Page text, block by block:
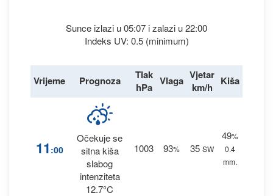
Sunce izlazi u 05:07 i zalazi u 22:00
Indeks UV: 0.5 (minimum)
Vrijeme Prognoza
Tlak
hPa Vlaga Vjetar
km/h
Kiša
11 :00
Očekuje se
sitna kiša
slabog
intenziteta
12.7°C
1003 93% 35 SW
49%
0.4
mm.